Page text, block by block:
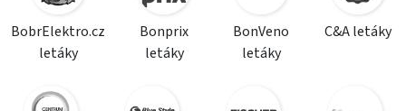
BobrElektro.cz
letáky
Bonprix
letáky
BonVeno
letáky
C&A letáky